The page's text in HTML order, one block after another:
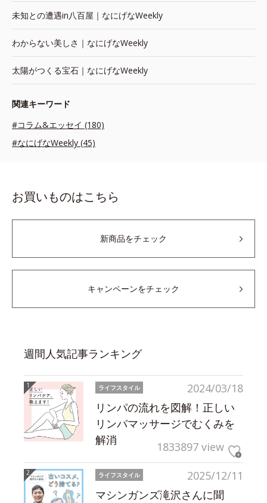
未知との遭遇in八百屋｜なにげなWeekly
わからない美しさ｜なにげなWeekly
太陽がつくる宝石｜なにげなWeekly
関連キーワード
#コラム&エッセイ (180)
#なにげなWeekly (45)
お買いものはこちら
新商品をチェック
キャンペーンをチェック
週間人気記事ランキング
2024/03/18
ライフスタイル
リンパの流れを図解！正しい
リンパマッサージでむくみを
解消
1833897 view
2025/12/11
ライフスタイル
マシンガンズ滝沢さんに聞